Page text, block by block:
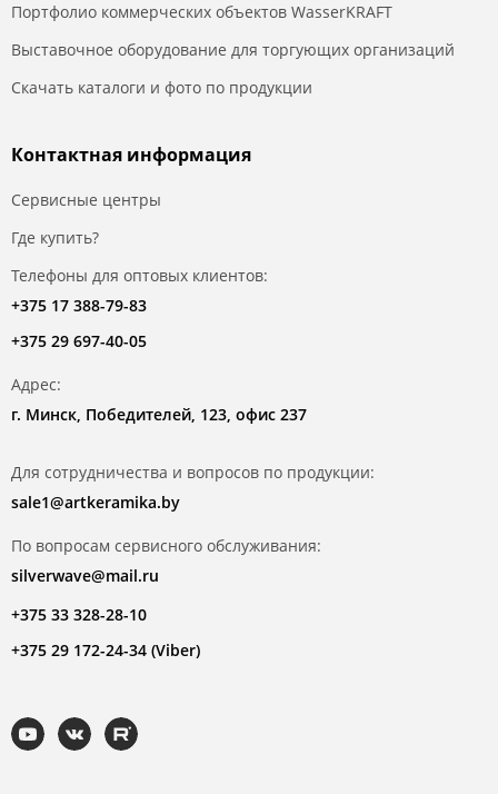
Портфолио коммерческих объектов WasserKRAFT
Выставочное оборудование для торгующих организаций
Скачать каталоги и фото по продукции
Контактная информация
Сервисные центры
Где купить?
Телефоны для оптовых клиентов:
+375 17 388-79-83
+375 29 697-40-05
Адрес:
г. Минск, Победителей, 123, офис 237
Для сотрудничества и вопросов по продукции:
sale1@artkeramika.by
По вопросам сервисного обслуживания:
silverwave@mail.ru
+375 33 328-28-10
+375 29 172-24-34 (Viber)